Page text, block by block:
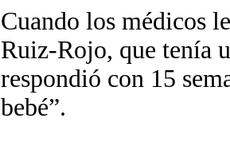
Cuando los médicos
Ruiz-Rojo, que tenía
respondió con 15
bebé”.